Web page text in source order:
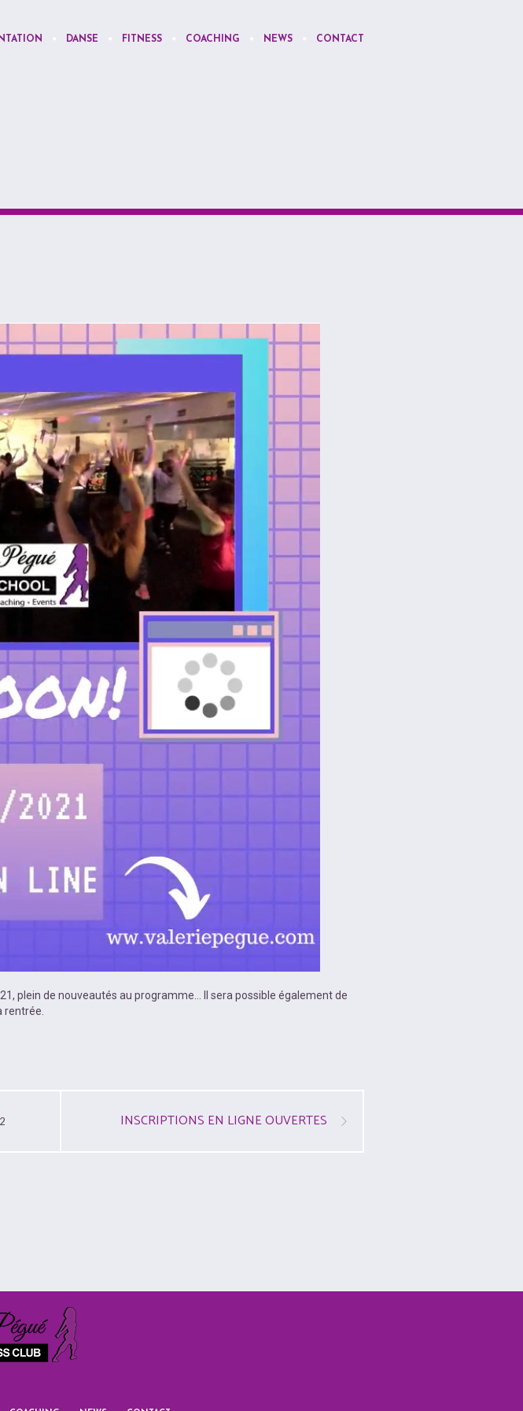
DANSE FITNESS COACHING NEWS CONTACT
plein de nouveautés au programme… Il sera possible également de
rentrée.
2 INSCRIPTIONS EN LIGNE OUVERTES